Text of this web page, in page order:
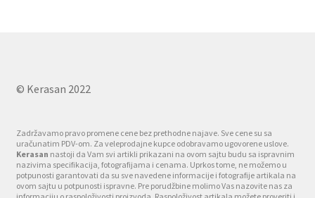
© Kerasan 2022
Zadržavamo pravo promene cene bez prethodne najave. Sve cene su sa
uračunatim PDV-om. Za veleprodajne kupce odobravamo ugovorene uslove.
Kerasan nastoji da Vam svi artikli prikazani na ovom sajtu budu sa ispravnim
nazivima specifikacija, fotografijama i cenama. Uprkos tome, ne možemo u
potpunosti garantovati da su sve navedene informacije i fotografije artikala na
ovom sajtu u potpunosti ispravne. Pre porudžbine molimo Vas nazovite nas za